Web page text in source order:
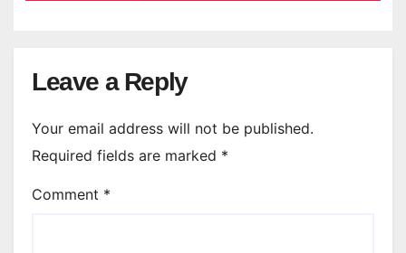
Leave a Reply
Your email address will not be published.
Required fields are marked *
Comment *